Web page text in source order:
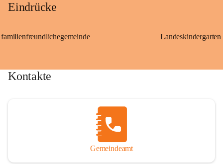
Eindrücke
familienfreundlichegemeinde
Kontakte
Gemeindeamt